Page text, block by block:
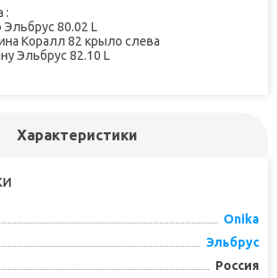
:
80.02 L
Коралл 82 крыло слева
Эльбрус 82.10 L
Характеристики
Onika
Эльбрус
Россия